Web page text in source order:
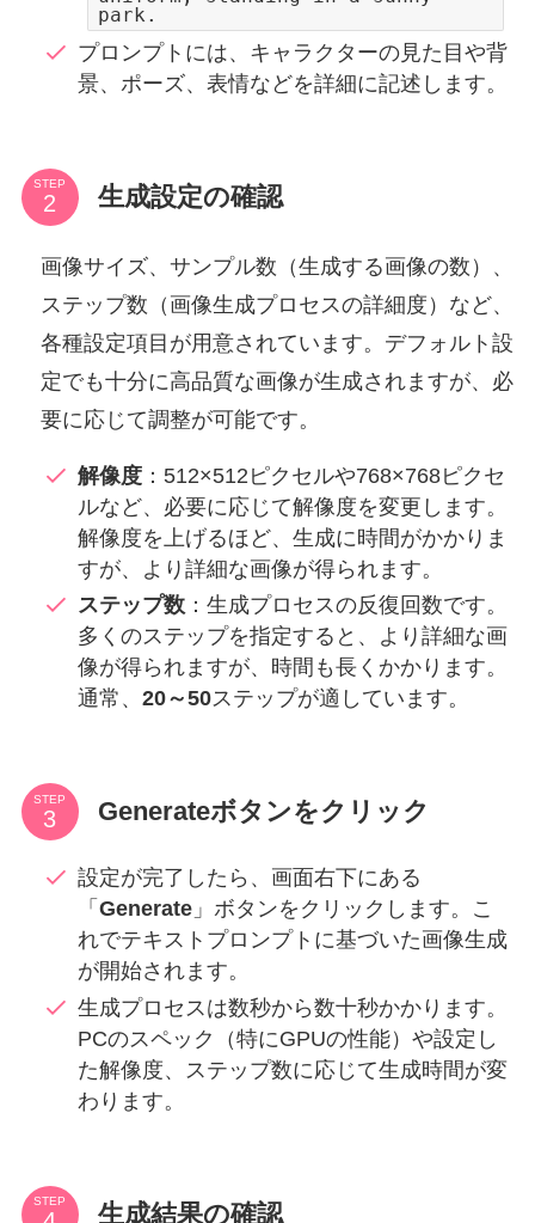
park.
プロンプトには、キャラクターの見た目や背
景、ポーズ、表情などを詳細に記述します。
STEP 生成設定の確認
画像サイズ、サンプル数（生成する画像の数）、
ステップ数（画像生成プロセスの詳細度）など、
各種設定項目が用意されています。デフォルト設
定でも十分に高品質な画像が生成されますが、必
要に応じて調整が可能です。
解像度 ：512×512ピクセルや768×768ピクセ
ルなど、必要に応じて解像度を変更します。
解像度を上げるほど、生成に時間がかかりま
すが、より詳細な画像が得られます。
ステップ数 ：生成プロセスの反復回数です。
多くのステップを指定すると、より詳細な画
像が得られますが、時間も長くかかります。
通常、20～50ステップが適しています。
STEP Generateボタンをクリック
設定が完了したら、画面右下にある
「Generate 」ボタンをクリックします。こ
れでテキストプロンプトに基づいた画像生成
が開始されます。
生成プロセスは数秒から数十秒かかります。
PCのスペック（特にGPUの性能）や設定し
た解像度、ステップ数に応じて生成時間が変
わります。
STEP 生成結果の確認